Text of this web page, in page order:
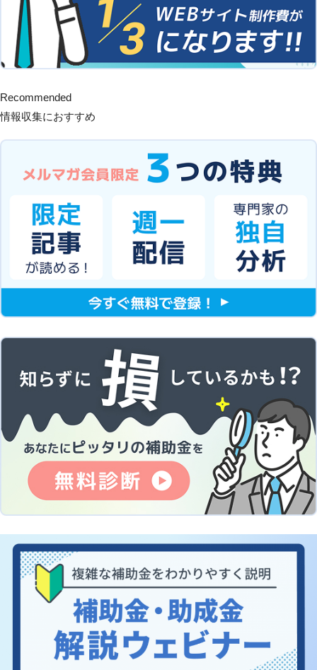
Recommended
情報収集におすすめ